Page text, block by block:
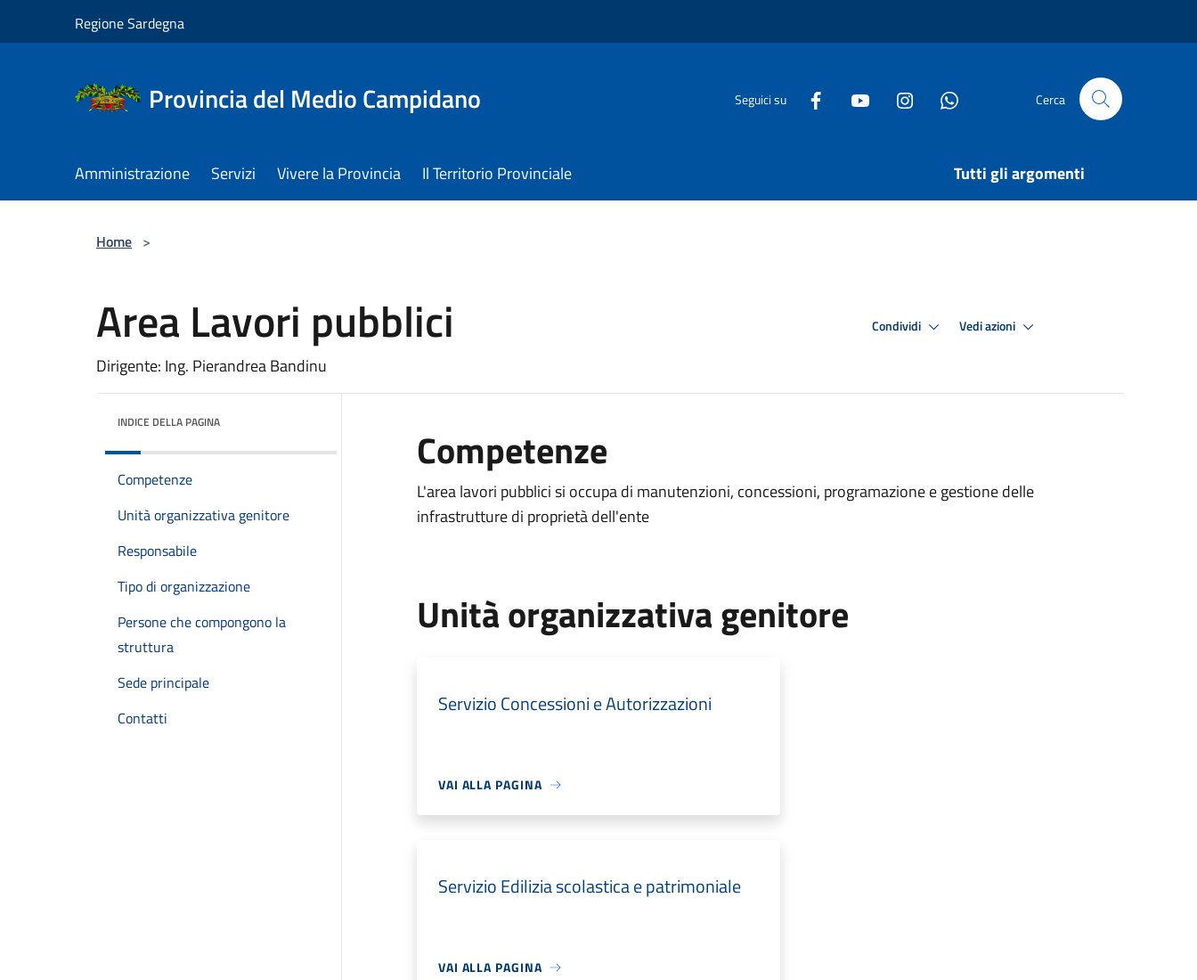
Regione Sardegna
Provincia del Medio Campidano Seguici su Cerca
Amministrazione Servizi Vivere la Provincia Il Territorio Provinciale Tutti gli argomenti
Home >
Area Lavori pubblici
Dirigente: Ing. Pierandrea Bandinu
Condividi Vedi azioni
INDICE DELLA PAGINA
Competenze
Unità organizzativa genitore
Responsabile
Tipo di organizzazione
Persone che compongono la
struttura
Sede principale
Contatti
Competenze
L'area lavori pubblici si occupa di manutenzioni, concessioni, programazione e gestione delle
infrastrutture di proprietà dell'ente
Unità organizzativa genitore
Servizio Concessioni e Autorizzazioni
VAI ALLA PAGINA
Servizio Edilizia scolastica e patrimoniale
VAI ALLA PAGINA